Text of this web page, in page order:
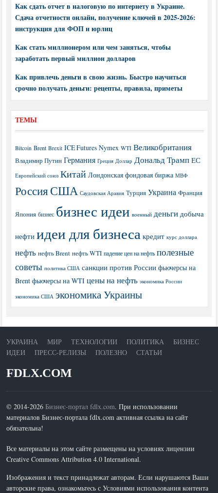
Как сдать отчет в налоговую по интернету в Украине.
Сдача отчетности онлайн, получение ключей в 2025-2026:
инструкция для ФОП и юрлиц
Как стать миллионером или чем заняться, чтобы
заработать первый миллион долларов
Как привлечь деньги в свою жизнь. Быстро научиться
срочно получать деньги: рецепты, правила, приметы
ТЕМЫ
Bitcoin Brent Brexit ICE Futures Nymex WTI Великобритания
Владимир Путин Германия Греция Доллар Дональд Трамп ЕС
Европейский союз Китай Лондонская фондовая биржа МВФ
РоссияСША Саудовская Аравия Турция Украина Франция
Япония бизнес бизнес идеи военный деньги добыча
нефти идеи для бизнеса кредит курс доллара
нефть нефть Brent нефть WTI падение цен на нефть полезные
советы политика США санкции против России фьючерсы на
Brent фьючерсы на WTI цены на нефть экономика России
экономика США экономика Украины
УКРАИНА МИР ТЕХНОЛОГИИ ПОЛИТИКА
БИЗНЕС
ИДЕИ
ПРЕСС-РЕЛИЗЫ ПОЛЕЗНО СТАТЬИ
FDLX.COM
© 2014-2026Бизнес-портал fdlx.com. При использовании
материалов Бизнес-портала fdlx.com активная ссылка на сайт
обязательна!
Все материалы на этом сайте размещены на условиях лицензии
Creative Commons Attribution 4.0 International.
Изображения и текст принадлежат авторам. Если нарушаются Ваши
авторские права, ознакомьтесь с Условиями использования контента